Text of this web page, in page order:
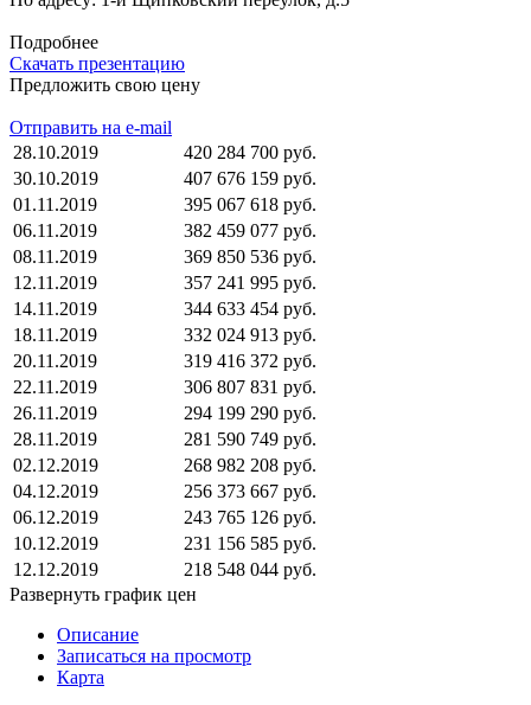
Подробнее
Скачать презентацию
Предложить свою цену
Отправить на e-mail
28.10.2019
420 284 700 руб.
30.10.2019
407 676 159 руб.
01.11.2019
395 067 618 руб.
06.11.2019
382 459 077 руб.
08.11.2019
369 850 536 руб.
12.11.2019
357 241 995 руб.
14.11.2019
344 633 454 руб.
18.11.2019
332 024 913 руб.
20.11.2019
319 416 372 руб.
22.11.2019
306 807 831 руб.
26.11.2019
294 199 290 руб.
28.11.2019
281 590 749 руб.
02.12.2019
268 982 208 руб.
04.12.2019
256 373 667 руб.
06.12.2019
243 765 126 руб.
10.12.2019
231 156 585 руб.
12.12.2019
218 548 044 руб.
Развернуть график цен
Описание
Записаться на просмотр
Карта